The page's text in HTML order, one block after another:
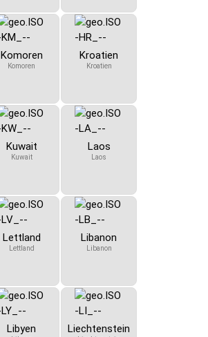
Komoren
Komoren
Kroatien
Kroatien
Kuwait
Kuwait
Laos
Laos
Lettland
Lettland
Libanon
Libanon
Libyen Liechtenstein